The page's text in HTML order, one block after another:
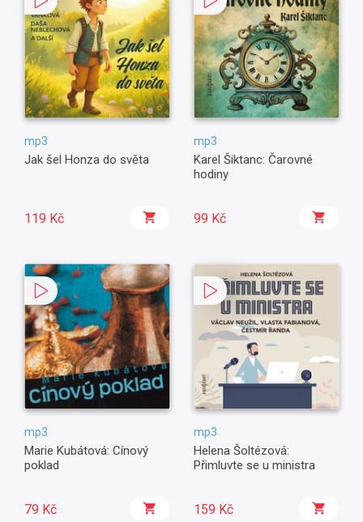
mp3
Jak šel Honza do světa
119 Kč
mp3
Karel Šiktanc: Čarovné
hodiny
99 Kč
mp3
Marie Kubátová: Cínový
poklad
79 Kč
mp3
Helena Šoltézová:
Přimluvte se u ministra
159 Kč